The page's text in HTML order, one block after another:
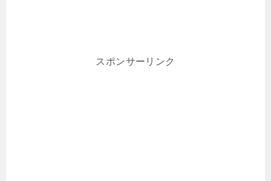
スポンサーリンク